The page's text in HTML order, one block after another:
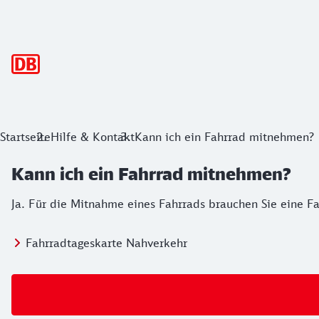
StartseiteHilfe & KontaktKann ich ein Fahrrad mitnehmen?
Kann ich ein Fahrrad mitnehmen?
Ja. Für die Mitnahme eines Fahrrads brauchen Sie eine
Fahrradtageskarte Nahverkehr